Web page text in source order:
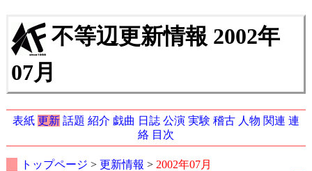
不等辺更新情報 2002年
07月
表紙 更新 話題 紹介 戯曲 日誌 公演 実験 稽古 人物 関連 連
絡 目次
トップページ > 更新情報 > 2002年07月